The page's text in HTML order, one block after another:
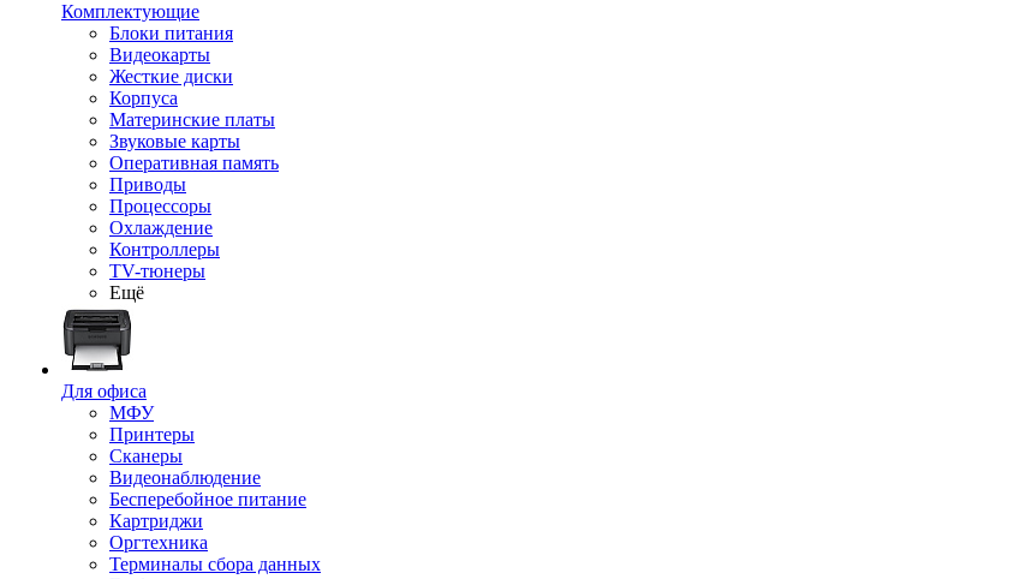
Комплектующие
Блоки питания
Видеокарты
Жесткие диски
Корпуса
Материнские платы
Звуковые карты
Оперативная память
Приводы
Процессоры
Охлаждение
Контроллеры
TV-тюнеры
Ещё
Для офиса
МФУ
Принтеры
Сканеры
Видеонаблюдение
Бесперебойное питание
Картриджи
Оргтехника
Терминалы сбора данных